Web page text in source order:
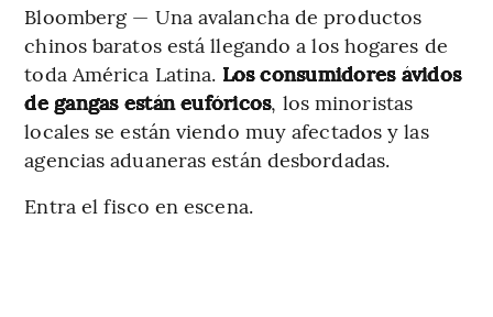
Bloomberg — Una avalancha de productos
chinos baratos está llegando a los hogares de
toda América Latina. Los consumidores ávidos
de gangas están eufóricos, los minoristas
locales se están viendo muy afectados y las
agencias aduaneras están desbordadas.
Entra el fisco en escena.